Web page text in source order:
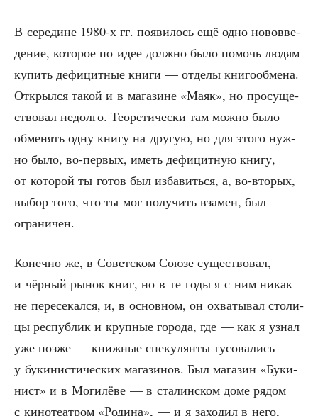
В сере­дине 1980‑х гг. появи­лось ещё одно ново­вве­
де­ние, кото­рое по идее долж­но было помочь людям
купить дефи­цит­ные кни­ги — отде­лы кни­го­об­ме­на.
Открыл­ся такой и в мага­зине «Маяк», но про­су­ще­
ство­вал недол­го. Тео­ре­ти­че­ски там мож­но было
обме­нять одну кни­гу на дру­гую, но для это­го нуж­
но было, во-пер­вых, иметь дефи­цит­ную кни­гу,
от кото­рой ты готов был изба­вить­ся, а, во-вто­рых,
выбор того, что ты мог полу­чить вза­мен, был
ограничен.
Конеч­но же, в Совет­ском Сою­зе суще­ство­вал,
и чёр­ный рынок книг, но в те годы я с ним никак
не пере­се­кал­ся, и, в основ­ном, он охва­ты­вал сто­ли­
цы рес­пуб­лик и круп­ные горо­да, где — как я узнал
уже поз­же — книж­ные спе­ку­лян­ты тусо­ва­лись
у буки­ни­сти­че­ских мага­зи­нов. Был мага­зин «Буки­
нист» и в Моги­лё­ве — в ста­лин­ском доме рядом
с кино­те­ат­ром «Роди­на», — и я захо­дил в него,